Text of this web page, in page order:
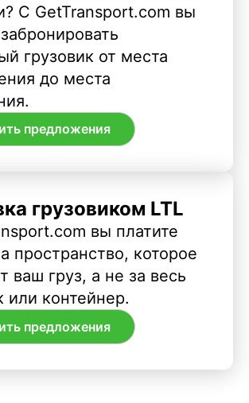
С GetTransport.com вы
грузовик от места
до места
предложения
грузовиком LTL
вы платите
пространство, которое
ваш груз, а не за весь
или контейнер.
предложения